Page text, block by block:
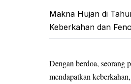
Makna Hujan di
Keberkahan dan
Dengan berdoa, seorang
mendapatkan